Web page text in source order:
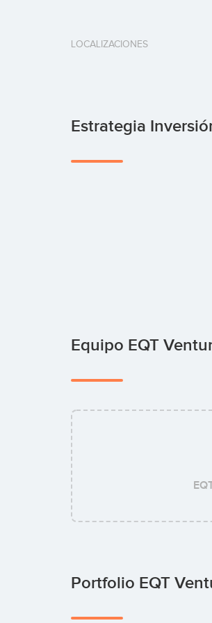
LOCALIZACIONES
Estrategia
Equipo EQT
Portfolio EQT